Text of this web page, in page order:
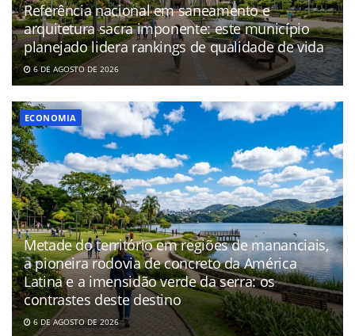
Referência nacional em saneamento e
arquitetura sacra imponente: este município
planejado lidera rankings de qualidade de vida
6 DE AGOSTO DE 2026
ECONOMIA
Metade do território em regiões de mananciais,
a pioneira rodovia de concreto da América
Latina e a imensidão verde da serra: os
contrastes deste destino
6 DE AGOSTO DE 2026